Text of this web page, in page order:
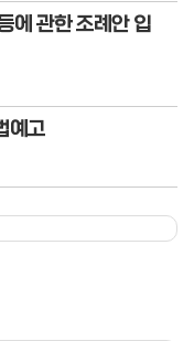
에 관한 조례안 입
예고